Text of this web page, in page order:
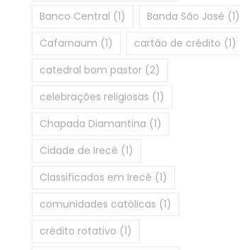
Banco Central (1) Banda São José (1)
Cafarnaum (1) cartão de crédito (1)
catedral bom pastor (2)
celebrações religiosas (1)
Chapada Diamantina (1)
Cidade de Irecê (1)
Classificados em Irecê (1)
comunidades católicas (1)
crédito rotativo (1)